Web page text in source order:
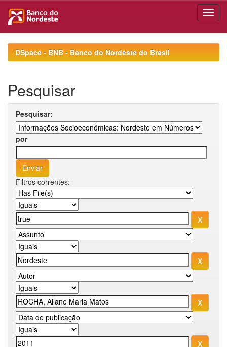
navigationDSpace - BNB - Banco do Nordeste do Brasil
Pesquisar
Pesquisar:
por
Filtros correntes: